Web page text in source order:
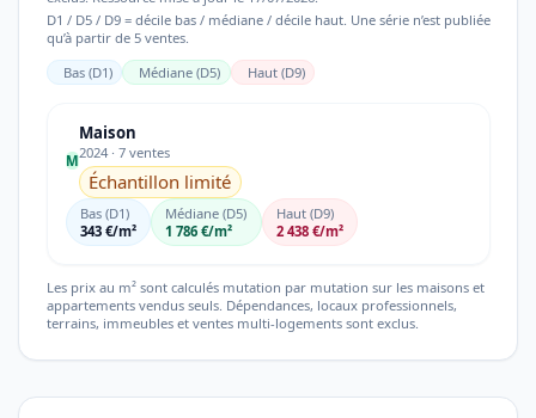
D1 / D5 / D9 = décile bas / médiane / décile haut. Une série n’est publiée
qu’à partir de 5 ventes.
Bas (D1)
Médiane (D5) Haut (D9)
M
Maison
2024 · 7 ventes
Échantillon limité
Bas (D1)
343 €/m²
Médiane (D5)
1 786 €/m²
Haut (D9)
2 438 €/m²
Les prix au m² sont calculés mutation par mutation sur les maisons et
appartements vendus seuls. Dépendances, locaux professionnels,
terrains, immeubles et ventes multi-logements sont exclus.